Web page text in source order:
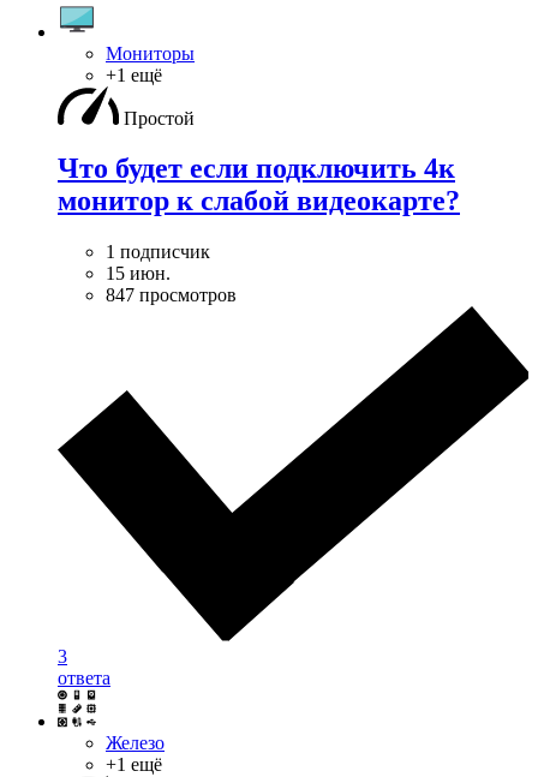
Мониторы
+1 ещё
Простой
Что будет если подключить 4к
монитор к слабой видеокарте?
1 подписчик
15 июн.
847 просмотров
3
ответа
Железо
+1 ещё